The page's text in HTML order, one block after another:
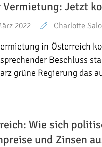
Jetzt
2022 Charlotte
in Österreich
Beschluss
grüne Regierung das
Wie sich
und Zinsen